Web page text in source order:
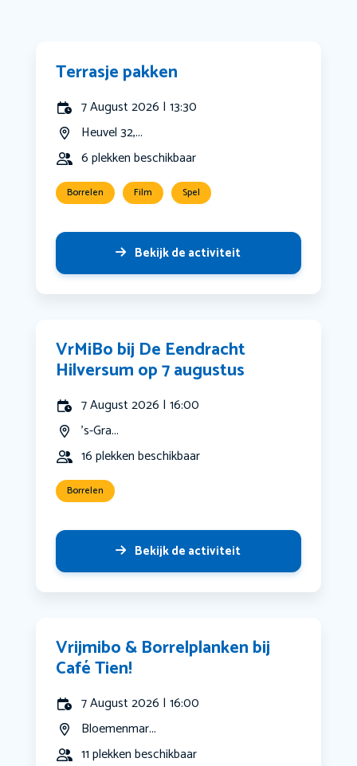
Terrasje pakken
7 August 2026 | 13:30
Heuvel 32,...
6 plekken beschikbaar
Borrelen Film Spel
Bekijk de activiteit
VrMiBo bij De Eendracht
Hilversum op 7 augustus
7 August 2026 | 16:00
's-Gra...
16 plekken beschikbaar
Borrelen
Bekijk de activiteit
Vrijmibo & Borrelplanken bij
Café Tien!
7 August 2026 | 16:00
Bloemenmar...
11 plekken beschikbaar